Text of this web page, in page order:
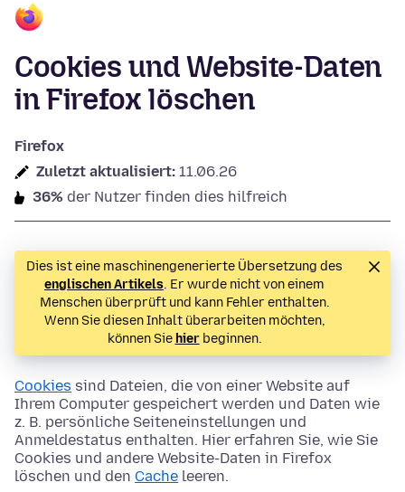
Cookies und Website-Daten
in Firefox löschen
Firefox
Zuletzt aktualisiert: 11.06.26
36% der Nutzer finden dies hilfreich
Dies ist eine maschinengenerierte Übersetzung des
englischen Artikels. Er wurde nicht von einem
Menschen überprüft und kann Fehler enthalten.
Wenn Sie diesen Inhalt überarbeiten möchten,
können Sie hierbeginnen.
Cookies sind Dateien, die von einer Website auf
Ihrem Computer gespeichert werden und Daten wie
z. B. persönliche Seiteneinstellungen und
Anmeldestatus enthalten. Hier erfahren Sie, wie Sie
Cookies und andere Website-Daten in Firefox
löschen und den Cache leeren.